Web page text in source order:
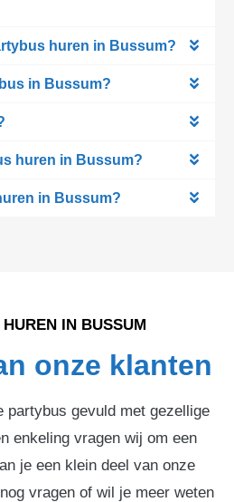
huren in Bussum?
in Bussum?
huren in Bussum?
in Bussum?
IN BUSSUM
onze klanten
partybus gevuld met gezellige
enkeling vragen wij om een
je een klein deel van onze
vragen of wil je meer weten